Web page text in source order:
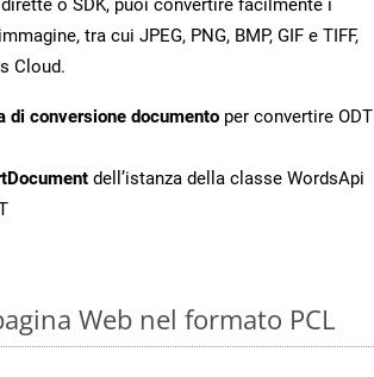
tra cui JPEG, PNG, BMP, GIF e TIFF,
Cloud.
di conversione documento per convertire ODT
dell’istanza della classe WordsApi
Web nel formato PCL